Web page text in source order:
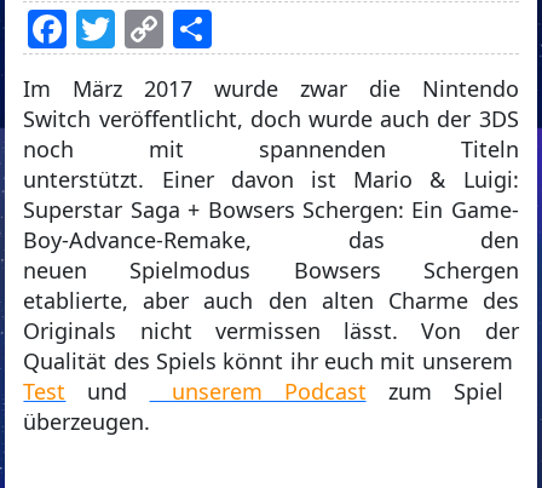
Facebook
Twitter
Copy
Link
Im März 2017 wurde zwar die Nintendo
Switch veröffentlicht, doch wurde auch der 3DS
noch mit spannenden Titeln
unterstützt. Einer davon ist Mario & Luigi:
Superstar Saga + Bowsers Schergen: Ein Game-
Boy-Advance-Remake, das den
neuen Spielmodus Bowsers Schergen
etablierte, aber auch den alten Charme des
Originals nicht vermissen lässt. Von der
Qualität des Spiels könnt ihr euch mit unserem
Test und unserem Podcast zum Spiel
überzeugen.